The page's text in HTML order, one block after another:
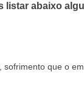
listar abaixo
que o